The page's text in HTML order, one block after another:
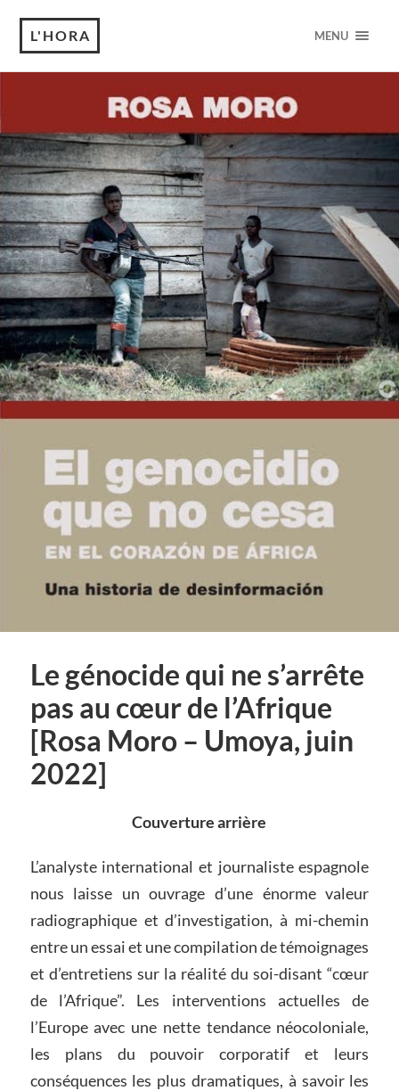
L'HORA MENU
Le génocide qui ne s’arrête
pas au cœur de l’Afrique
[Rosa Moro – Umoya, juin
2022]
Couverture arrière
L’analyste international et journaliste espagnole
nous laisse un ouvrage d’une énorme valeur
radiographique et d’investigation, à mi-chemin
entre un essai et une compilation de témoignages
et d’entretiens sur la réalité du soi-disant “cœur
de l’Afrique”. Les interventions actuelles de
l’Europe avec une nette tendance néocoloniale,
les plans du pouvoir corporatif et leurs
conséquences les plus dramatiques, à savoir les